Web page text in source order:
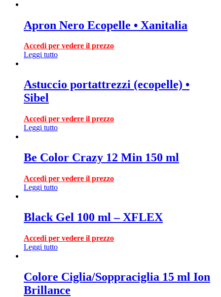
Apron Nero Ecopelle • Xanitalia
Accedi per vedere il prezzo
Leggi tutto
Astuccio portattrezzi (ecopelle) •
Sibel
Accedi per vedere il prezzo
Leggi tutto
Be Color Crazy 12 Min 150 ml
Accedi per vedere il prezzo
Leggi tutto
Black Gel 100 ml – XFLEX
Accedi per vedere il prezzo
Leggi tutto
Colore Ciglia/Soppraciglia 15 ml Ion
Brillance